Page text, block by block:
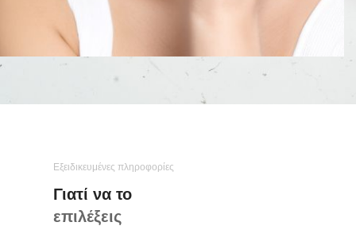
Εξειδικευμένες πληροφορίες
Γιατί να το
επιλέξεις